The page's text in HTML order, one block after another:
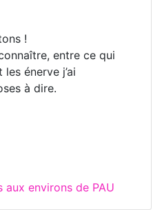
!
entre ce qui
les énerve j’ai
à dire.
environs de PAU